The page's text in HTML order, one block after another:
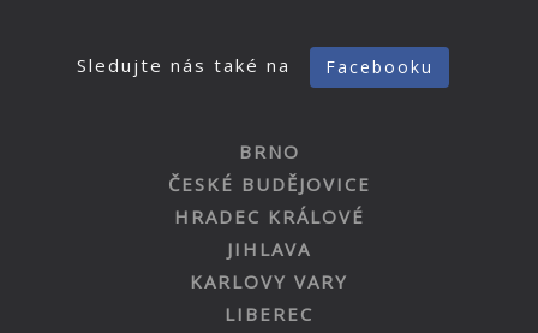
Sledujte nás také na Facebooku
BRNO
ČESKÉ BUDĚJOVICE
HRADEC KRÁLOVÉ
JIHLAVA
KARLOVY VARY
LIBEREC